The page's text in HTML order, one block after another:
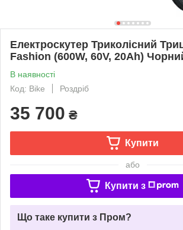
Електроскутер Триколісний
Fashion (600W, 60V, 20Ah)
В наявності
Код: Bike
Роздріб
35 700 ₴
Купити
або
Купити з
Що таке купити з Пром?